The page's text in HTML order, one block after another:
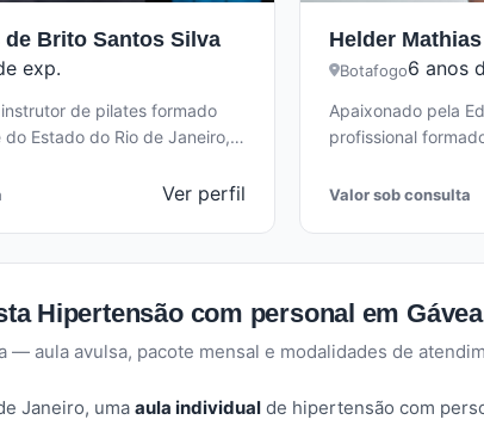
Brito Santos Silva
exp.
de pilates formado
Estado do Rio de Janeiro,
Ver perfil
Helder Mathias
Botafogo6 anos
Apaixonado pela
profissional
técnicas posturais.
Valor sob consulta
Hipertensão com personal em
— aula avulsa, pacote mensal e modalidades de
Janeiro, uma aula individual de hipertensão com